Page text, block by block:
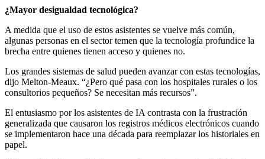
¿Mayor desigualdad tecnológica?
A medida que el uso de estos asistentes se vuelve más común,
algunas personas en el sector temen que la tecnología profundice la
brecha entre quienes tienen acceso y quienes no.
Los grandes sistemas de salud pueden avanzar con estas tecnologías,
dijo Melton-Meaux. “¿Pero qué pasa con los hospitales rurales o los
consultorios pequeños? Se necesitan más recursos”.
El entusiasmo por los asistentes de IA contrasta con la frustración
generalizada que causaron los registros médicos electrónicos cuando
se implementaron hace una década para reemplazar los historiales en
papel.